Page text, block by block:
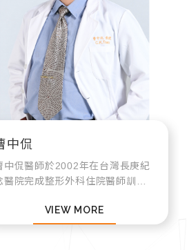
中侃
中侃醫師於2002年在台灣長庚紀
醫院完成整形外科住院醫師訓練
年起擔任台北林口長庚醫院整形外
顯微外科主任。
VIEW MORE